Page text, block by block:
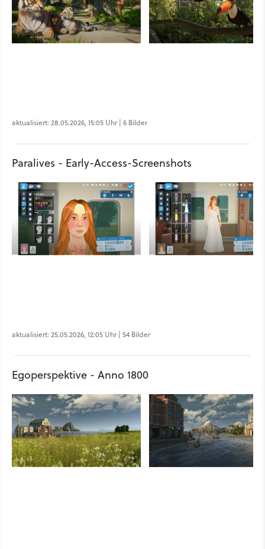
aktualisiert: 28.05.2026, 15:05 Uhr | 6 Bilder
Paralives - Early-Access-Screenshots
aktualisiert: 25.05.2026, 12:05 Uhr | 54 Bilder
Egoperspektive - Anno 1800